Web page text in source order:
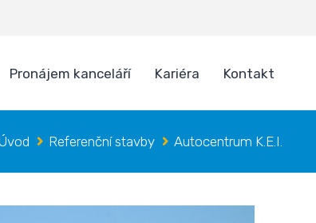
Pronájem kanceláří Kariéra Kontakt
Referenční stavby Autocentrum K.E.I.